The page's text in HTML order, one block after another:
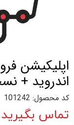
اپلیکیشن
اندروید +
کد محصول: 101242
تماس بگیرید